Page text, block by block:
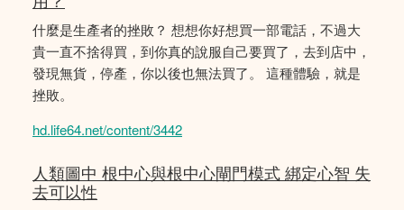
什麼是生產者的挫敗？ 想想你好想買一部電話，不過大
貴一直不捨得買，到你真的說服自己要買了，去到店中，
發現無貨，停產，你以後也無法買了。 這種體驗，就是
挫敗。
hd.life64.net/content/3442
人類圖中 根中心與根中心閘門模式 綁定心智 失
去可以性